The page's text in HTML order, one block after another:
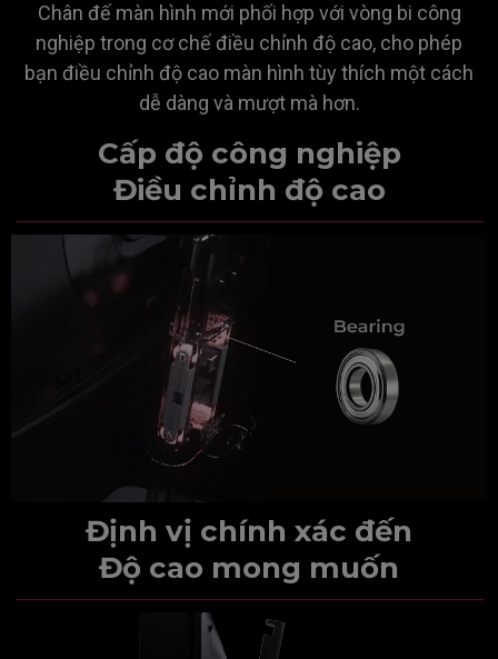
Chân đế màn hình mới phối hợp với vòng bi công
nghiệp trong cơ chế điều chỉnh độ cao, cho phép
bạn điều chỉnh độ cao màn hình tùy thích một cách
dễ dàng và mượt mà hơn.
Cấp độ công nghiệp
Điều chỉnh độ cao
Định vị chính xác đến
Độ cao mong muốn